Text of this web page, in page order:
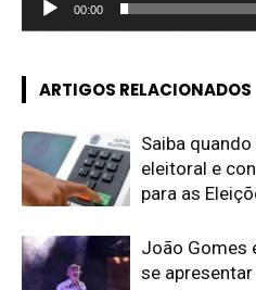
00:00
ARTIGOS RELACIONADOS
Saiba
eleitoral e
para as
João Gomes
se